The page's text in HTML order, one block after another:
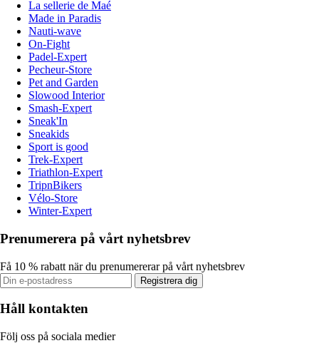
La sellerie de Maé
Made in Paradis
Nauti-wave
On-Fight
Padel-Expert
Pecheur-Store
Pet and Garden
Slowood Interior
Smash-Expert
Sneak'In
Sneakids
Sport is good
Trek-Expert
Triathlon-Expert
TripnBikers
Vélo-Store
Winter-Expert
Prenumerera på vårt nyhetsbrev
Få 10 % rabatt när du prenumererar på vårt nyhetsbrev
Registrera dig
Håll kontakten
Följ oss på sociala medier